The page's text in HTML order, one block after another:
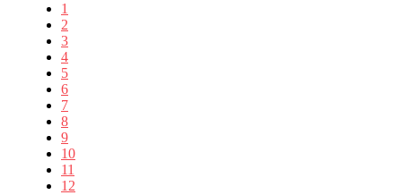
1
2
3
4
5
6
7
8
9
10
11
12